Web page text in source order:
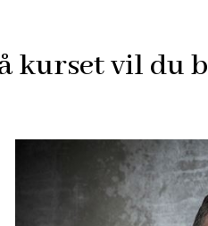
kurset vil du